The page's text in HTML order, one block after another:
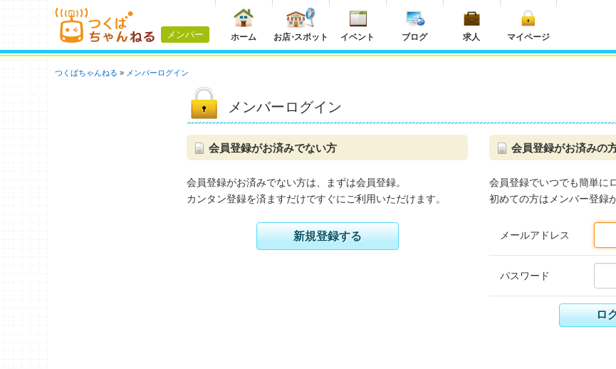
メンバー ホーム お店・スポット イベント ブログ 求人 マイページ
つくばちゃんねる メンバーログイン
メンバーログイン
会員登録がお済みの
会員登録でいつでも簡単に
初めての方はメンバー登録
メールアドレス
パスワード
ロ
会員登録がお済みでない方
会員登録がお済みでない方は、まずは会員登録。
カンタン登録を済ますだけですぐにご利用いただけます。
新規登録する